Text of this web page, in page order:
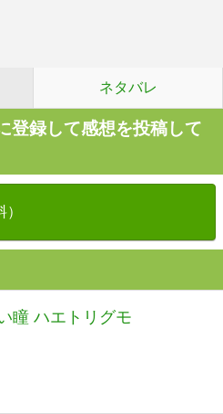
ネタバレ
登録して感想を投稿して
瞳 ハエトリグモ